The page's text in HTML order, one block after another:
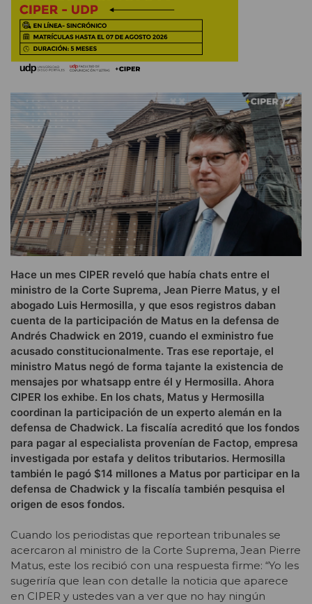
Hace un mes CIPER reveló que había chats entre el
ministro de la Corte Suprema, Jean Pierre Matus, y el
abogado Luis Hermosilla, y que esos registros daban
cuenta de la participación de Matus en la defensa de
Andrés Chadwick en 2019, cuando el exministro fue
acusado constitucionalmente. Tras ese reportaje, el
ministro Matus negó de forma tajante la existencia de
mensajes por whatsapp entre él y Hermosilla. Ahora
CIPER los exhibe. En los chats, Matus y Hermosilla
coordinan la participación de un experto alemán en la
defensa de Chadwick. La fiscalía acreditó que los fondos
para pagar al especialista provenían de Factop, empresa
investigada por estafa y delitos tributarios. Hermosilla
también le pagó $14 millones a Matus por participar en la
defensa de Chadwick y la fiscalía también pesquisa el
origen de esos fondos.
Cuando los periodistas que reportean tribunales se
acercaron al ministro de la Corte Suprema, Jean Pierre
Matus, este los recibió con una respuesta firme: “Yo les
sugeriría que lean con detalle la noticia que aparece
en CIPER y ustedes van a ver que no hay ningún